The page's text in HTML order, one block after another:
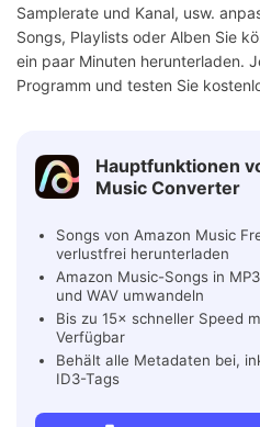
Samplerate und Kanal, usw.
Songs, Playlists oder Alben Sie
ein paar Minuten herunterladen.
Programm und testen Sie
Hauptfunktionen
Music Converter
Songs von Amazon Music
verlustfrei herunterladen
Amazon Music-Songs in
und WAV umwandeln
Bis zu 15× schneller Speed
Verfügbar
Behält alle Metadaten bei,
ID3-Tags